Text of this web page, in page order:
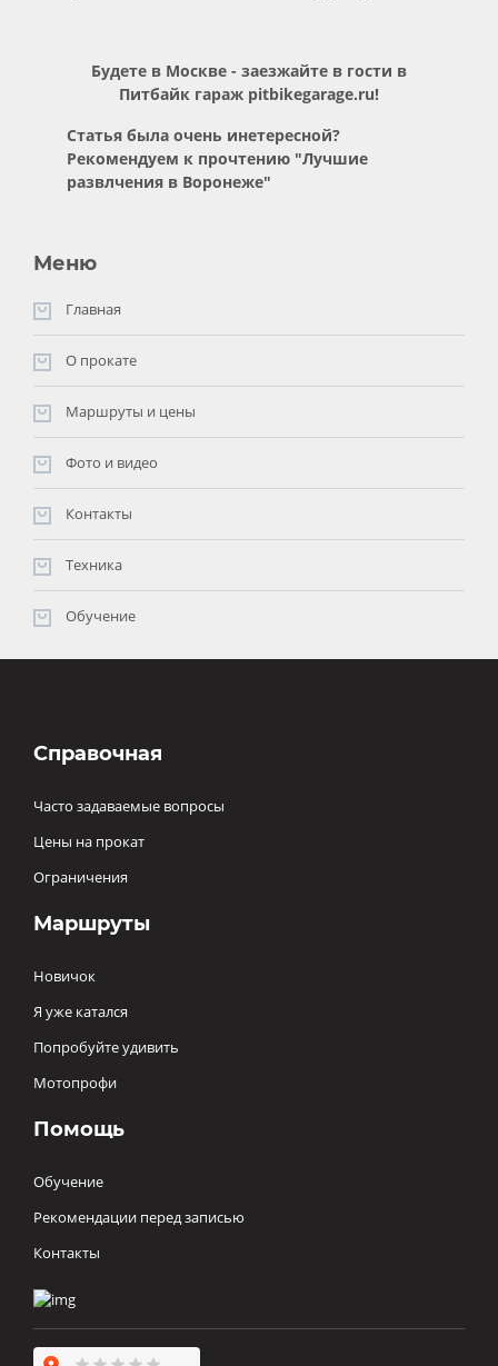
Будете в Москве - заезжайте в гости в
Питбайк гараж pitbikegarage.ru!
Статья была очень инетересной?
Рекомендуем к прочтению "Лучшие
развлчения в Воронеже"
Меню
Главная
О прокате
Маршруты и цены
Фото и видео
Контакты
Техника
Обучение
Справочная
Часто задаваемые вопросы
Цены на прокат
Ограничения
Маршруты
Новичок
Я уже катался
Попробуйте удивить
Мотопрофи
Помощь
Обучение
Рекомендации перед записью
Контакты